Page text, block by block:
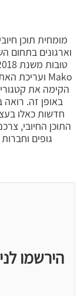
מומחית תוכן
וארגונים בתחום
הקימה את
באופן זה. רואה
חדשות כאלו
התוכן החיובי,
גופים
הירשמו